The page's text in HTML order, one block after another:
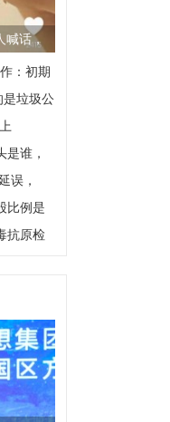
喊话，
：初期
垃圾公
谁，
误，
比例是
抗原检